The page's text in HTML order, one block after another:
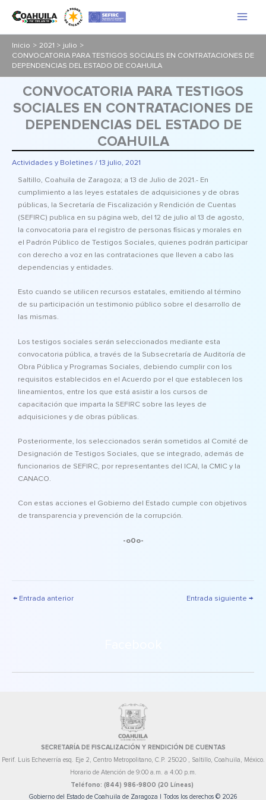
Inicio
2021
julio
CONVOCATORIA PARA TESTIGOS SOCIALES EN CONTRATACIONES DE
DEPENDENCIAS DEL ESTADO DE COAHUILA
CONVOCATORIA PARA TESTIGOS
SOCIALES EN CONTRATACIONES DE
DEPENDENCIAS DEL ESTADO DE
COAHUILA
Actividades y Boletines /13 julio, 2021
Saltillo, Coahuila de Zaragoza; a 13 de Julio de 2021.- En
cumplimiento a las leyes estatales de adquisiciones y de obras
públicas, la Secretaría de Fiscalización y Rendición de Cuentas
(SEFIRC) publica en su página web, del 12 de julio al 13 de agosto,
la convocatoria para el registro de personas físicas y morales en
el Padrón Público de Testigos Sociales, quienes podrán participar
con derecho a voz en las contrataciones que lleven a cabo las
dependencias y entidades.
Esto cuando se utilicen recursos estatales, emitiendo al término
de su participación un testimonio público sobre el desarrollo de
las mismas.
Los testigos sociales serán seleccionados mediante esta
convocatoria pública, a través de la Subsecretaría de Auditoría de
Obra Pública y Programas Sociales, debiendo cumplir con los
requisitos establecidos en el Acuerdo por el que establecen los
lineamientos, entre los que está asistir a los cursos de
capacitación que imparta la SEFIRC sobre las leyes de
adquisiciones y de obras públicas.
Posteriormente, los seleccionados serán sometidos al Comité de
Designación de Testigos Sociales, que se integrado, además de
funcionarios de SEFIRC, por representantes del ICAI, la CMIC y la
CANACO.
Con estas acciones el Gobierno del Estado cumple con objetivos
de transparencia y prevención de la corrupción.
-o0o-
← Entrada anterior Entrada siguiente →
SECRETARÍA DE FISCALIZACIÓN Y RENDICIÓN DE CUENTAS
Perif. Luis Echeverría esq. Eje 2, Centro Metropolitano, C.P. 25020 , Saltillo, Coahuila, México.
Horario de Atención de 9:00 a.m. a 4:00 p.m.
Teléfono: (844) 986-9800 (20 Líneas)
Gobierno del Estado de Coahuila de Zaragoza | Todos los derechos © 2026